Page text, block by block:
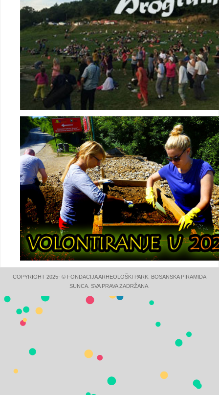
COPYRIGHT 2025- © FONDACIJA ARHEOLOŠKI PARK: BOSANSKA PIRAMIDA
SUNCA. SVA PRAVA ZADRŽANA.